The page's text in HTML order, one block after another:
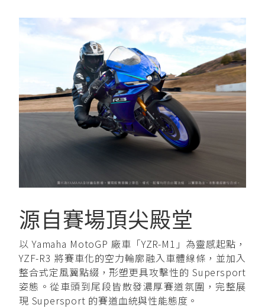
源自賽場頂尖殿堂
以 Yamaha MotoGP 廠車「YZR-M1」為靈感起點，
YZF-R3 將賽車化的空力輪廓融入車體線條，並加入
整合式定風翼點綴，形塑更具攻擊性的 Supersport
姿態。從車頭到尾段皆散發濃厚賽道氛圍，完整展
現 Supersport 的賽道血統與性能態度。